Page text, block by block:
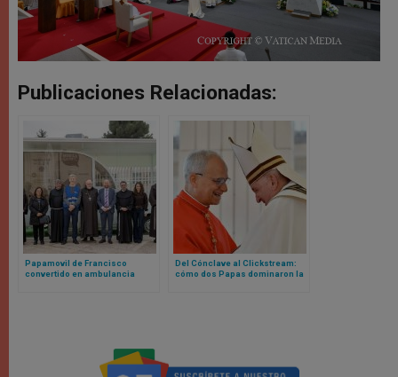
Publicaciones Relacionadas:
Papamovil de Francisco
convertido en ambulancia
Del Cónclave al Clickstream:
cómo dos Papas dominaron la